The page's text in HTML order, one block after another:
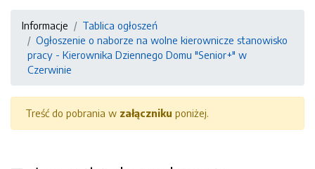
Informacje
Tablica ogłoszeń
Ogłoszenie o naborze na wolne kierownicze stanowisko
pracy - Kierownika Dziennego Domu "Senior+" w
Czerwinie
Treść do pobrania w załączniku poniżej.